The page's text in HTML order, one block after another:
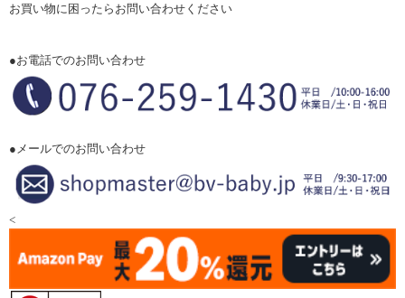
お買い物に困ったらお問い合わせください
●お電話でのお問い合わせ
●メールでのお問い合わせ
<